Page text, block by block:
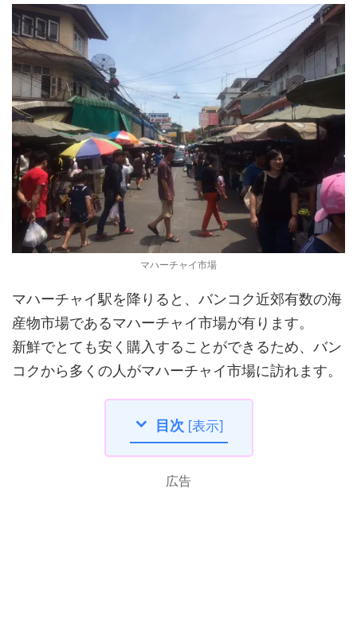
マハーチャイ市場
マハーチャイ駅を降りると、バンコク近郊有数の海
産物市場であるマハーチャイ市場が有ります。
新鮮でとても安く購入することができるため、バン
コクから多くの人がマハーチャイ市場に訪れます。
目次 [表示]
広告